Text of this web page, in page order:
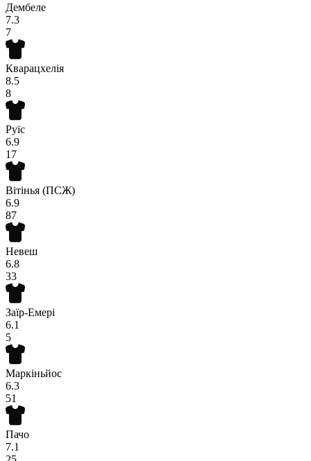
Дембеле
7.3
7
Кварацхелія
8.5
8
Руїс
6.9
17
Вітінья (ПСЖ)
6.9
87
Невеш
6.8
33
Заїр-Емері
6.1
5
Маркіньйос
6.3
51
Пачо
7.1